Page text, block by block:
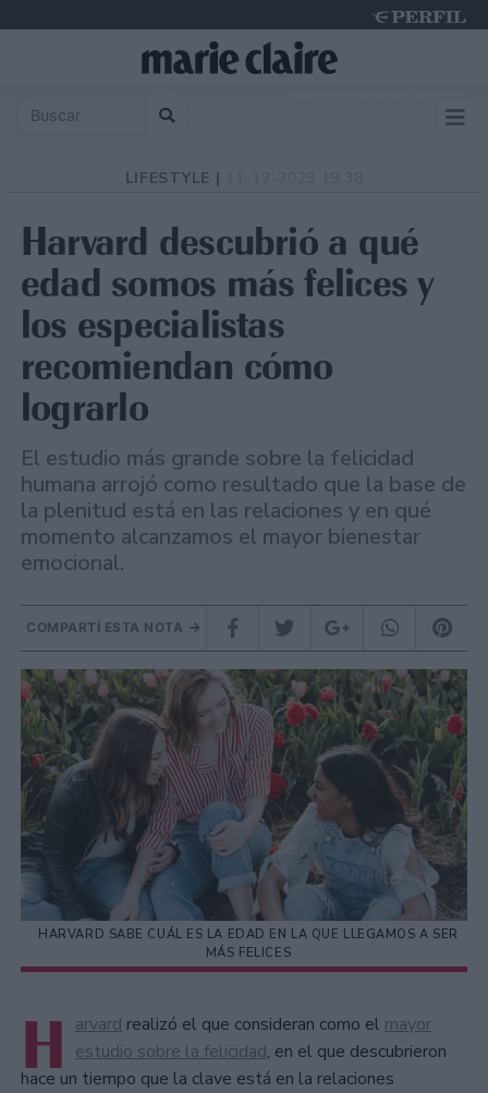
LIFESTYLE |
Harvard descubrió a qué
edad somos más felices y
los especialistas
recomiendan cómo
lograrlo
El estudio más grande sobre la felicidad
humana arrojó como resultado que la base de
la plenitud está en las relaciones y en qué
momento alcanzamos el mayor bienestar
emocional.
COMPARTÍ ESTA NOTA
HARVARD SABE CUÁL ES LA EDAD EN LA QUE LLEGAMOS A SER
MÁS FELICES
H arvard realizó el que consideran como el mayor
estudio sobre la felicidad, en el que descubrieron
hace un tiempo que la clave está en la relaciones